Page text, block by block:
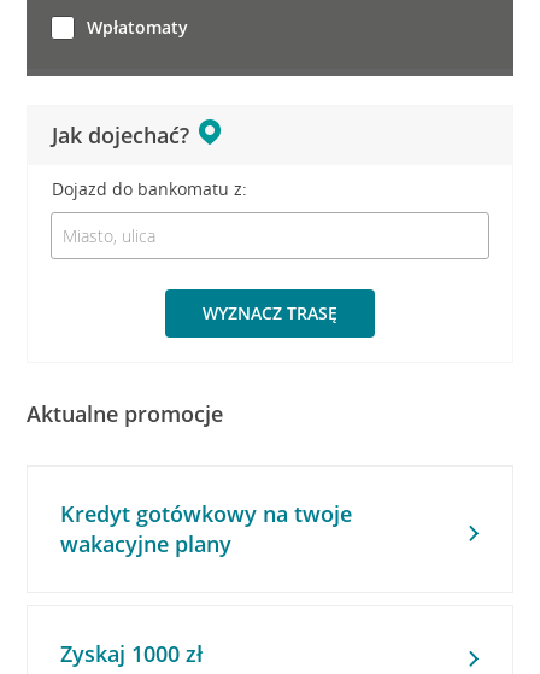
Jak dojechać?
Dojazd do bankomatu z:
WYZNACZ TRASĘ
Wpłatomaty
Aktualne promocje
Kredyt gotówkowy na twoje
wakacyjne plany
Zyskaj 1000 zł